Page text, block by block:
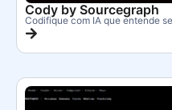
Cody by Sourcegraph
Codifique com IA que entende